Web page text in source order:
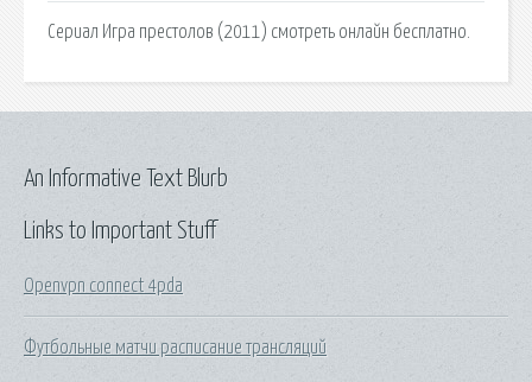
Сериал Игра престолов (2011) смотреть онлайн бесплатно.
Links to Important Stuff
Openvpn connect 4pda
Футбольные матчи расписание трансляций
An Informative Text Blurb